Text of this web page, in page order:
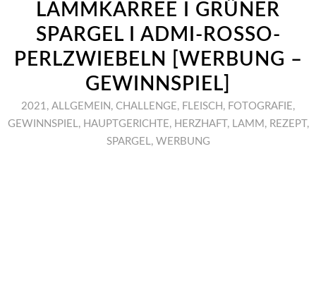
LAMMKARREE I GRÜNER
SPARGEL I ADMI-ROSSO-
PERLZWIEBELN [WERBUNG –
GEWINNSPIEL]
2021, ALLGEMEIN , CHALLENGE, FLEISCH , FOTOGRAFIE,
GEWINNSPIEL, HAUPTGERICHTE, HERZHAFT , LAMM , REZEPT ,
SPARGEL, WERBUNG